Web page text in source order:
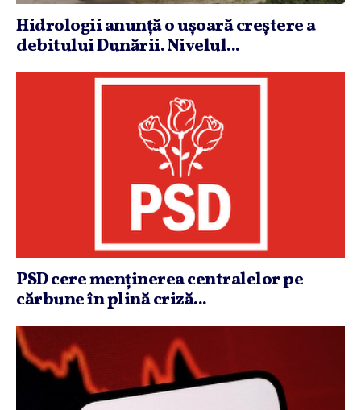
Hidrologii anunţă o uşoară creştere a
debitului Dunării. Nivelul...
PSD cere menţinerea centralelor pe
cărbune în plină criză...